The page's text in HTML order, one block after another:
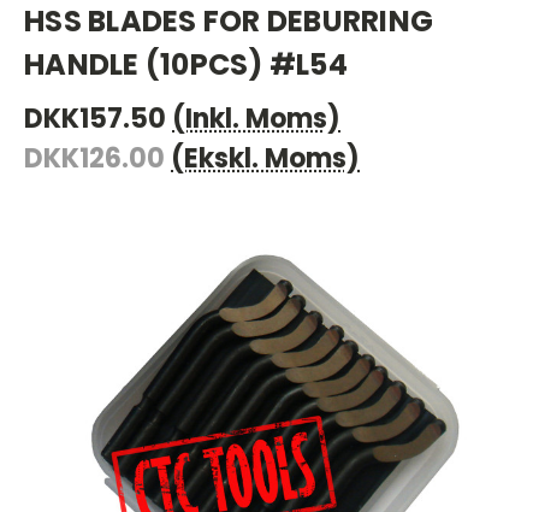
HSS BLADES FOR DEBURRING
HANDLE (10PCS) #L54
DKK157.50 (Inkl. Moms)
DKK126.00 (Ekskl. Moms)